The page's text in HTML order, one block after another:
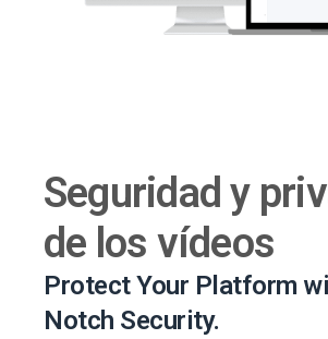
Seguridad y
de los vídeos
Protect Your Platform
Notch Security.